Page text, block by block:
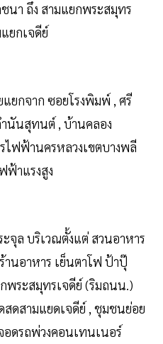
นา ถึง สามแยกพระสมุทร
ยกเจดีย์
ยกจาก ซอยโรงพิมพ์ , ศรี
นันสุทนต์ , บ้านคลอง
ไฟฟ้านครหลวงเขตบางพลี
าแรงสูง
จุล บริเวณตั้งแต่ สวนอาหาร
านอาหาร เย็นตาโฟ ป้าปุ๊
พระสมุทรเจดีย์ (ริมถนน.)
ดสามแยดเจดีย์ , ชุมชนย่อย
อดรถพ่วงคอนเทนเนอร์